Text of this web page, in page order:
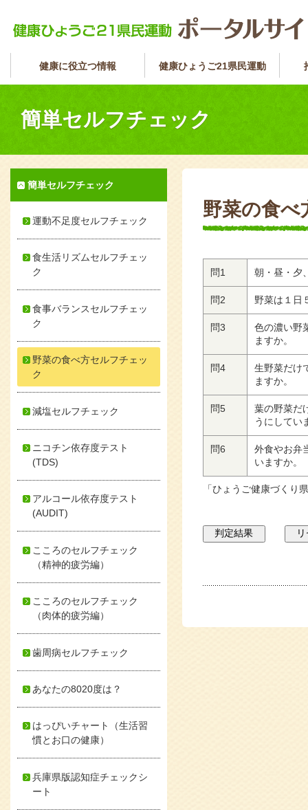
健康に役立つ情報 健康ひょうご21県民運動
簡単セルフチェック
野菜の食べ
問1 朝・昼・夕
問2 野菜は１日
問3
色の濃い野
ますか。
問4
生野菜だけ
ますか。
問5
葉の野菜だ
うにしてい
問6
外食やお弁
いますか。
「ひょうご健康づくり
簡単セルフチェック
運動不足度セルフチェック
食生活リズムセルフチェッ
ク
食事バランスセルフチェッ
ク
野菜の食べ方セルフチェッ
ク
減塩セルフチェック
ニコチン依存度テスト
(TDS)
アルコール依存度テスト
(AUDIT)
こころのセルフチェック
（精神的疲労編）
こころのセルフチェック
（肉体的疲労編）
歯周病セルフチェック
あなたの8020度は？
はっぴいチャート（生活習
慣とお口の健康）
兵庫県版認知症チェックシ
ート